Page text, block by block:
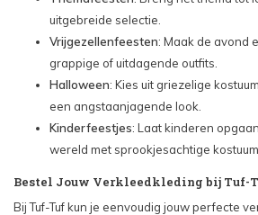
uitgebreide selectie.
Vrijgezellenfeesten: Maak de avond
grappige of uitdagende outfits.
Halloween: Kies uit griezelige
een angstaanjagende look.
Kinderfeestjes: Laat kinderen
wereld met sprookjesachtige
Bestel Jouw Verkleedkleding bij Tuf-
Bij Tuf-Tuf kun je eenvoudig jouw perfecte